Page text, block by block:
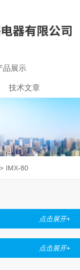
品展示
技术文章
> IMX-80
点击展开+
点击展开+